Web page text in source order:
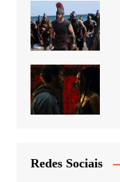
Redes Sociais